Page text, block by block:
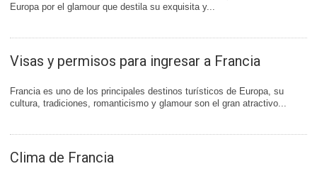
Europa por el glamour que destila su exquisita y...
Visas y permisos para ingresar a Francia
Francia es uno de los principales destinos turísticos de Europa, su
cultura, tradiciones, romanticismo y glamour son el gran atractivo...
Clima de Francia